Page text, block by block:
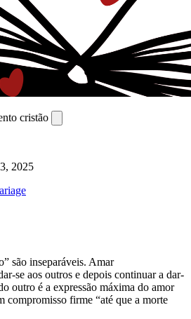
cristão
2025
são inseparáveis. Amar
se aos outros e depois continuar a dar-
outro é a expressão máxima do amor
firme “até que a morte